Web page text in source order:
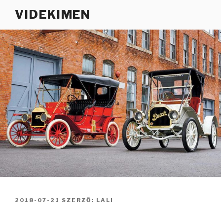
VIDEKIMEN
BEKÜLDVE:
2018-07-21 SZERZŐ: LALI